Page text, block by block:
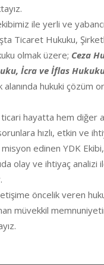
ile yerli ve yabancı
Ticaret Hukuku,
olmak üzere; Ceza
İcra ve İflas
hukuki çözüm
hayatta hem diğer
hızlı, etkin ve
edinen YDK Ekibi,
olay ve ihtiyaç analizi
öncelik veren
müvekkil